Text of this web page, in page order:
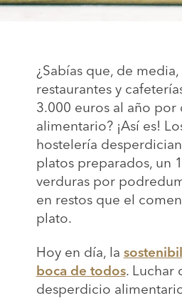
¿Sabías que, de
restaurantes y
3.000 euros al año
alimentario? ¡Así es!
hostelería
platos preparados, un
verduras por
en restos que el
plato.
Hoy en día, la
boca de todos. Luchar
desperdicio